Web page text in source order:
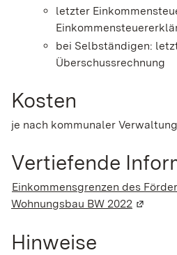
letzter
bei Selbständigen:
Überschussrechnung
Kosten
je nach kommunaler
Vertiefende
Einkommensgrenzen des
Wohnungsbau BW 2022 (Wird
Hinweise